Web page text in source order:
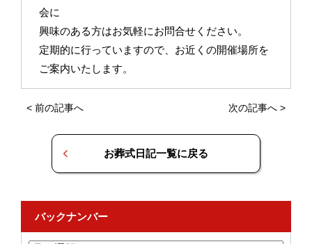
会に
興味のある方はお気軽にお問合せください。
定期的に行っていますので、お近くの開催場所を
ご案内いたします。
< 前の記事へ 次の記事へ >
お葬式日記一覧に戻る
バックナンバー